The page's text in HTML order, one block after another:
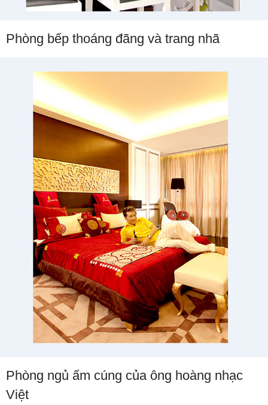
Phòng bếp thoáng đãng và trang nhã
Phòng ngủ ấm cúng của ông hoàng nhạc
Việt